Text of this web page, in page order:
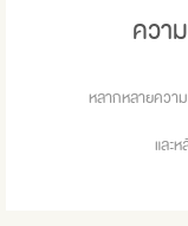
ควา
หลากหลายควา
และ